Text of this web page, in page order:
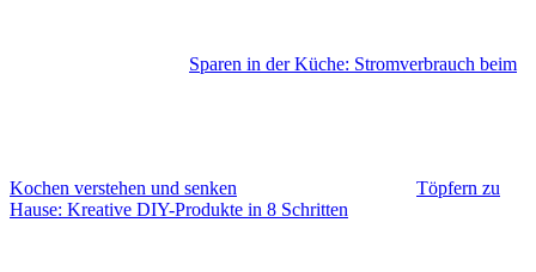
Sparen in der Küche: Stromverbrauch beim
Kochen verstehen und senken
Töpfern zu
Hause: Kreative DIY-Produkte in 8 Schritten